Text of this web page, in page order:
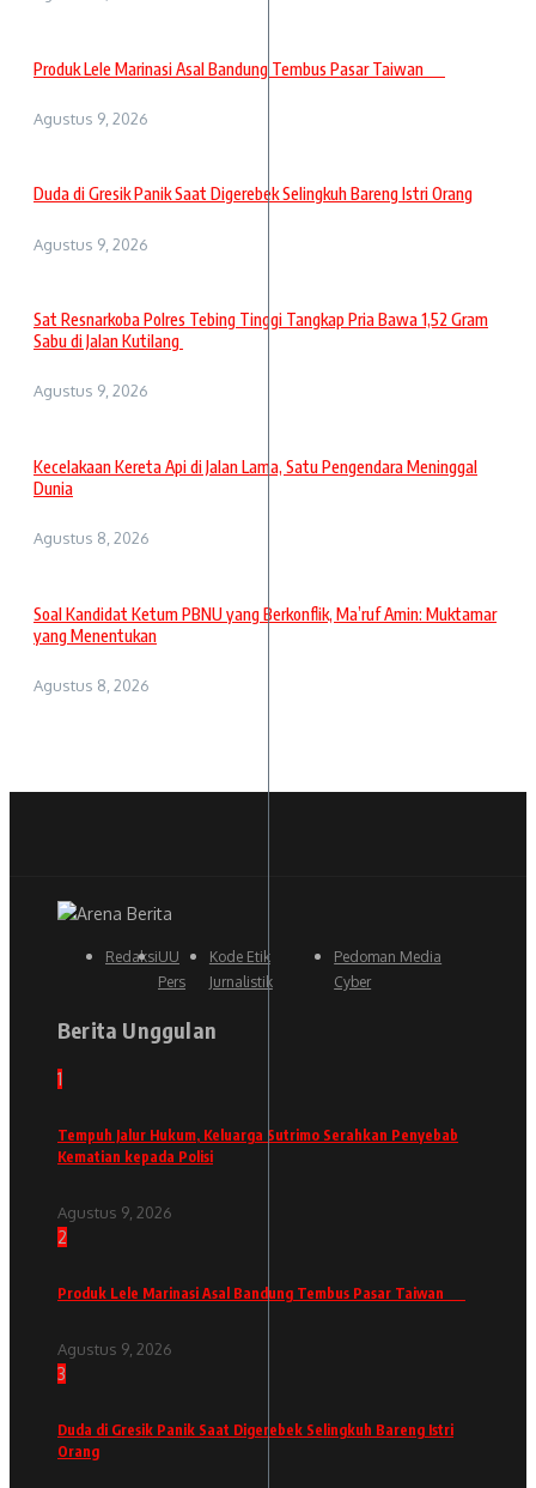
Produk Lele Marinasi Asal Bandung Tembus Pasar Taiwan
Agustus 9, 2026
Duda di Gresik Panik Saat Digerebek Selingkuh Bareng Istri Orang
Agustus 9, 2026
Sat Resnarkoba Polres Tebing Tinggi Tangkap Pria Bawa 1,52 Gram
Sabu di Jalan Kutilang
Agustus 9, 2026
Kecelakaan Kereta Api di Jalan Lama, Satu Pengendara Meninggal
Dunia
Agustus 8, 2026
Soal Kandidat Ketum PBNU yang Berkonflik, Ma’ruf Amin: Muktamar
yang Menentukan
Agustus 8, 2026
RedaksiUU
Pers
Kode Etik
Jurnalistik
Pedoman Media
Cyber
Berita Unggulan
1
Tempuh Jalur Hukum, Keluarga Sutrimo Serahkan Penyebab
Kematian kepada Polisi
Agustus 9, 2026
2
Produk Lele Marinasi Asal Bandung Tembus Pasar Taiwan
Agustus 9, 2026
3
Duda di Gresik Panik Saat Digerebek Selingkuh Bareng Istri
Orang